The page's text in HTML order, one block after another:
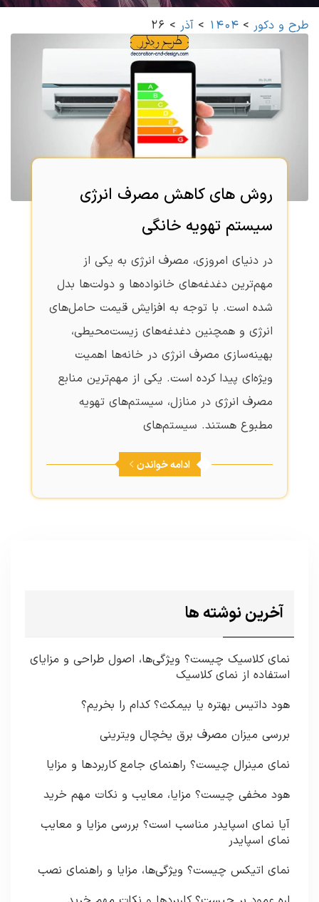
طرح و دکور >
1404
> آذر >
26
روش های کاهش مصرف انرژی
سیستم تهویه خانگی
در دنیای امروزی، مصرف انرژی به یکی از
مهم‌ترین دغدغه‌های خانواده‌ها و دولت‌ها بدل
شده است. با توجه به افزایش قیمت حامل‌های
انرژی و همچنین دغدغه‌های زیست‌محیطی،
بهینه‌سازی مصرف انرژی در خانه‌ها اهمیت
ویژه‌ای پیدا کرده است. یکی از مهم‌ترین منابع
مصرف انرژی در منازل، سیستم‌های تهویه
مطبوع هستند. سیستم‌های
ادامه خواندن
آخرین نوشته ها
نمای کلاسیک چیست؟ ویژگی‌ها، اصول طراحی و مزایای
استفاده از نمای کلاسیک
هود داتیس بهتره یا بیمکث؟ کدام را بخریم؟
بررسی میزان مصرف برق یخچال ویترینی
نمای مینرال چیست؟ راهنمای جامع کاربردها و مزایا
هود مخفی چیست؟ مزایا، معایب و نکات مهم خرید
آیا نمای اسپایدر مناسب است؟ بررسی مزایا و معایب
نمای اسپایدر
نمای اتیکس چیست؟ ویژگی‌ها، مزایا و راهنمای نصب